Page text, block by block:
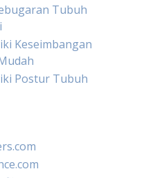
Tubuh
Keseimbangan
Postur Tubuh